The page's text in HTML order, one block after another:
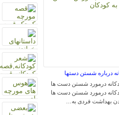
درباره شستن دستها
درمورد شستن دست ها
درمورد شستن دست ها
بهداشت فردی به…